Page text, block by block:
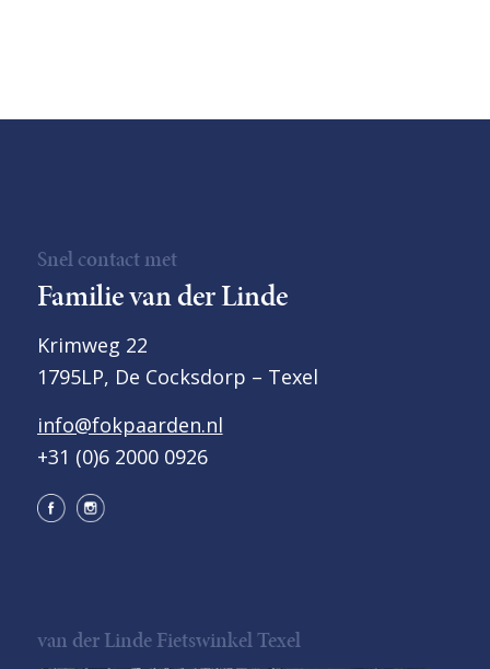
Snel contact met
Familie van der Linde
Krimweg 22
1795LP, De Cocksdorp – Texel
info@fokpaarden.nl
+31 (0)6 2000 0926
van der Linde Fietswinkel Texel